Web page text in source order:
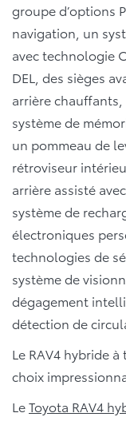
groupe d’options
navigation, un
avec technologie
DEL, des sièges
arrière chauffants,
système de
un pommeau de
rétroviseur
arrière assisté
système de
électroniques
technologies de
système de
dégagement
détection de
Le RAV4 hybride
choix
LeToyota RAV4